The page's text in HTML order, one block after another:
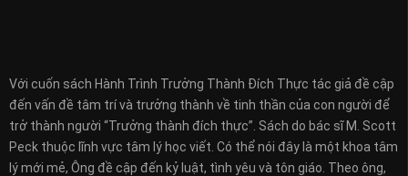
Với cuốn sách Hành Trình Trưởng Thành Đích Thực tác giả đề cập
đến vấn đề tâm trí và trưởng thành về tinh thần của con người để
trở thành người “Trưởng thành đích thực”. Sách do bác sĩ M. Scott
Peck thuộc lĩnh vực tâm lý học viết. Có thể nói đây là một khoa tâm
lý mới mẻ, Ông đề cập đến kỷ luật, tình yêu và tôn giáo. Theo ông,